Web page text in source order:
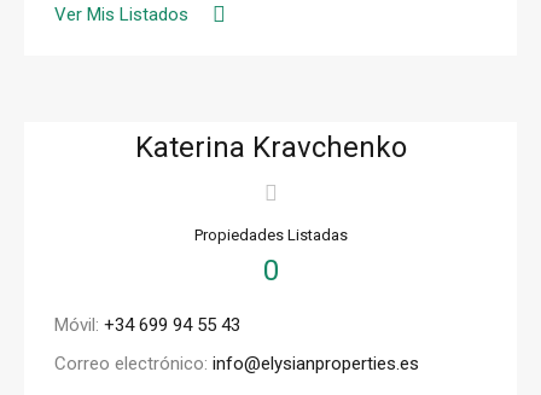
Ver Mis Listados
Katerina Kravchenko
Propiedades Listadas
0
Móvil: +34 699 94 55 43
Correo electrónico: info@elysianproperties.es